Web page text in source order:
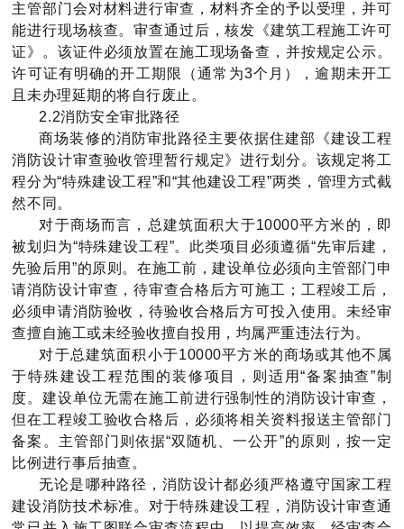
主管部门会对材料进行审查，材料齐全的予以受理，并可
能进行现场核查。审查通过后，核发《建筑工程施工许可
证》。该证件必须放置在施工现场备查，并按规定公示。
许可证有明确的开工期限（通常为3个月），逾期未开工
且未办理延期的将自行废止。
2.2消防安全审批路径
商场装修的消防审批路径主要依据住建部《建设工程
消防设计审查验收管理暂行规定》进行划分。该规定将工
程分为“特殊建设工程”和“其他建设工程”两类，管理方式截
然不同。
对于商场而言，总建筑面积大于10000平方米的，即
被划归为“特殊建设工程”。此类项目必须遵循“先审后建，
先验后用”的原则。在施工前，建设单位必须向主管部门申
请消防设计审查，待审查合格后方可施工；工程竣工后，
必须申请消防验收，待验收合格后方可投入使用。未经审
查擅自施工或未经验收擅自投用，均属严重违法行为。
对于总建筑面积小于10000平方米的商场或其他不属
于特殊建设工程范围的装修项目，则适用“备案抽查”制
度。建设单位无需在施工前进行强制性的消防设计审查，
但在工程竣工验收合格后，必须将相关资料报送主管部门
备案。主管部门则依据“双随机、一公开”的原则，按一定
比例进行事后抽查。
无论是哪种路径，消防设计都必须严格遵守国家工程
建设消防技术标准。对于特殊建设工程，消防设计审查通